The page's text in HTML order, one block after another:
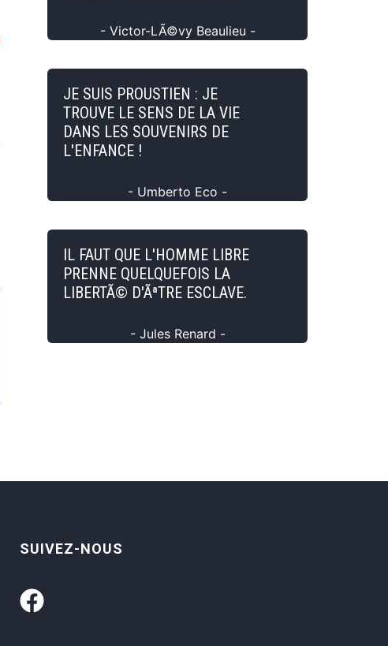
- Victor-LÃ©vy Beaulieu -
JE SUIS PROUSTIEN : JE
TROUVE LE SENS DE LA VIE
DANS LES SOUVENIRS DE
L'ENFANCE !
- Umberto Eco -
IL FAUT QUE L'HOMME LIBRE
PRENNE QUELQUEFOIS LA
LIBERTÃ© D'ÃªTRE ESCLAVE.
- Jules Renard -
SUIVEZ-NOUS